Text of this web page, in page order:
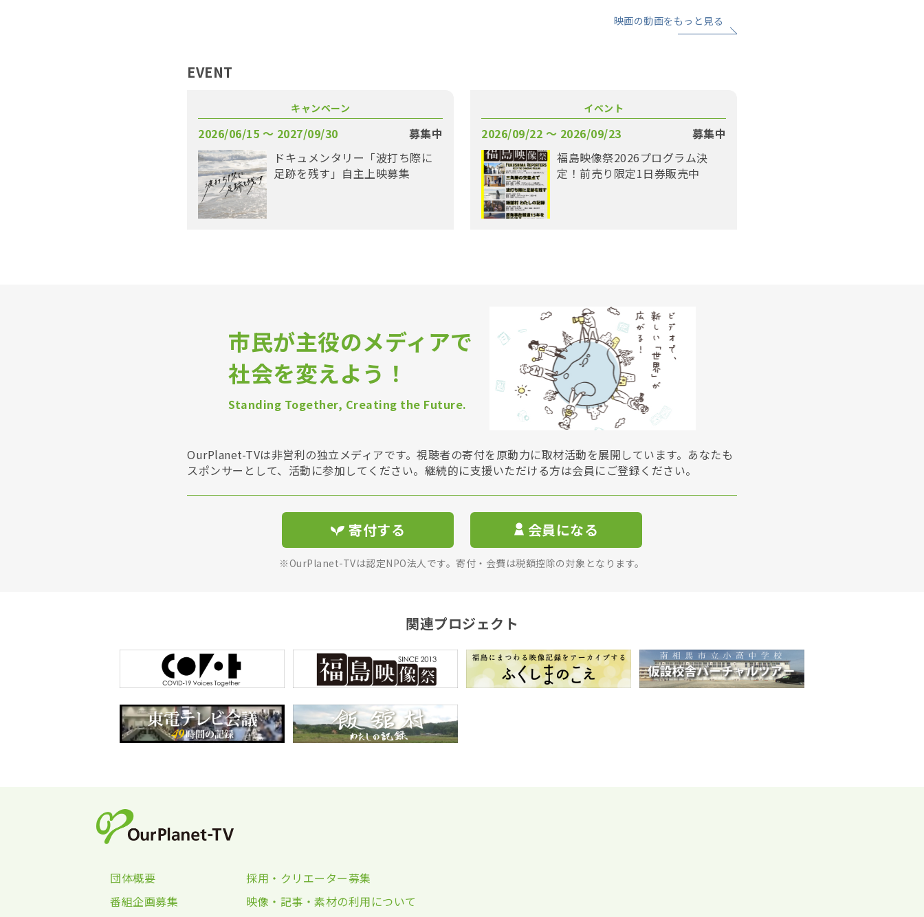
映画の動画をもっと見る
EVENT
キャンペーン
2026/06/15 〜 2027/09/30
募集中
ドキュメンタリー「波打ち際に
足跡を残す」自主上映募集
イベント
2026/09/22 〜 2026/09/23
募集中
福島映像祭2026プログラム決
定！前売り限定1日券販売中
市民が主役のメディアで
社会を変えよう！
Standing Together, Creating the Future.
OurPlanet-TVは非営利の独立メディアです。視聴者の寄付を原動力に取材活動を展開しています。あなたも
スポンサーとして、活動に参加してください。継続的に支援いただける方は会員にご登録ください。
寄付する 会員になる
※OurPlanet-TVは認定NPO法人です。寄付・会費は税額控除の対象となります。
関連プロジェクト
団体概要
採用・クリエーター募集
番組企画募集
映像・記事・素材の利用について